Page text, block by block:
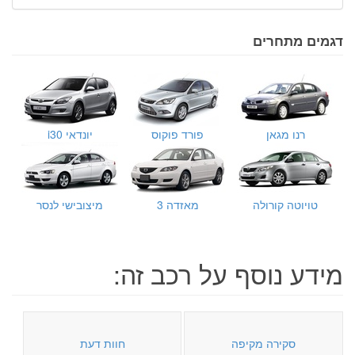
דגמים מתחרים
רנו מגאן פורד פוקוס יונדאי i30
טויוטה קורולה מאזדה 3 מיצובישי לנסר
מידע נוסף על רכב זה:
סקירה מקיפה חוות דעת